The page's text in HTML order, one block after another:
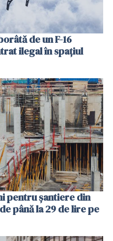
de un F-16
ilegal în spațiul
pentru șantiere din
până la 29 de lire pe